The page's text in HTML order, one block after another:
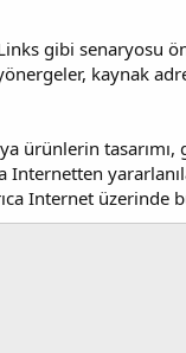
gibi senaryosu
kaynak
tasarımı,
Internetten
Internet üzerinde